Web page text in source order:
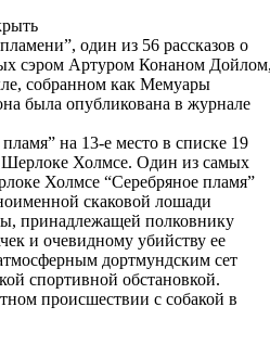
один из 56 рассказов о
сэром Артуром Конаном
собранном как Мемуары
была опубликована в журнале
на 13-е место в списке 19
Холмсе. Один из самых
Холмсе “Серебряное пламя”
скаковой лошади
принадлежащей полковнику
и очевидному убийству ее
дортмундским сет
спортивной обстановкой.
происшествии с собакой в